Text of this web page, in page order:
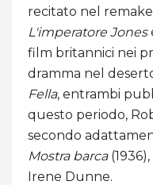
recitato nel
L'imperatore Jones
film britannici nei
dramma nel
Fella, entrambi
questo periodo,
secondo
Mostra barca
Irene Dunne.